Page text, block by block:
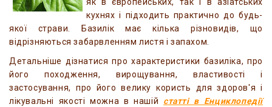
кухнях і підходить практично до будь-
якої страви. Базилік має кілька різновидів, що
відрізняються забарвленням листя і запахом.
Детальніше дізнатися про характеристики базиліка, про
його походження, вирощування, властивості і
застосування, про його велику користь для здоров'я і
лікувальні якості можна в нашій статті в Енциклопедії